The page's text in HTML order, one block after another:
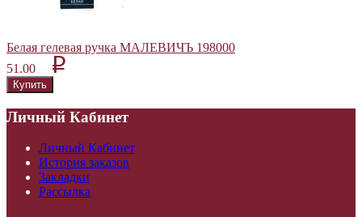
Белая гелевая ручка МАЛЕВИЧЪ 198000
51.00
p
Личный Кабинет
Личный Кабинет
История заказов
Закладки
Рассылка